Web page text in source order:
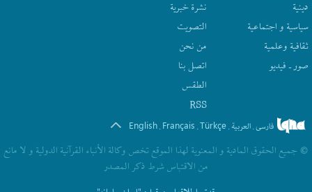
دينية
سیاسیة و اجتماعیة
ثقافیة وعلمیة
صور ـ فيديو
نشرة‌ خبریة
التصويت
من نحن
اتصل بنا
الطقس
RSS
فارسی. العربیة .
Türkçe
.
Français
.
English
© جمیع الحقوق المادیة و المعنویة لهذا الموقع تخص وکالة الأنباء القرآنیة الدولیة و لا مانع
من الاقتباس شرط ذکر المصدر